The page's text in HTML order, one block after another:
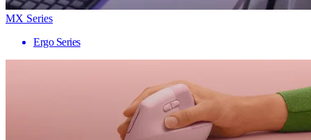
MX Series
Ergo Series